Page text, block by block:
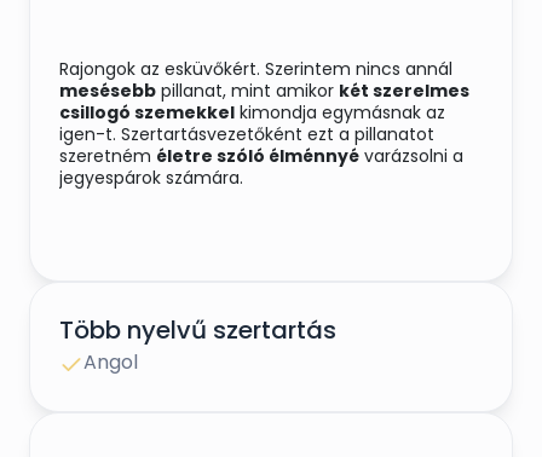
Rajongok az esküvőkért. Szerintem nincs annál
mesésebb pillanat, mint amikor két szerelmes
csillogó szemekkel kimondja egymásnak az
igen-t. Szertartásvezetőként ezt a pillanatot
szeretném életre szóló élménnyé varázsolni a
jegyespárok számára.
örömkönnyeknekis helye van egy esküvői
szertartáson. Az én dolgom pedig az, hogy
előcsalogassam mindkettőt Belőletek és a
Több nyelvű szertartás
Angol